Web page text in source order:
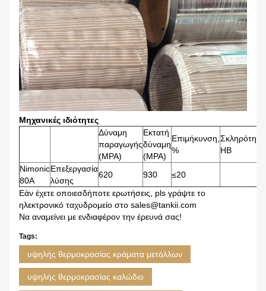
Μηχανικές ιδιότητες
Δύναμη
παραγωγής
(MPA)
Εκτατή
δύναμη
(MPA)
Επιμήκυνση,
%
HB
Nimonic
80A
Επεξεργασία
λύσης
620 930
≤20
Εάν έχετε οποιεσδήποτε ερωτήσεις, pls γράψτε το
ηλεκτρονικό ταχυδρομείο στο sales@tankii.com
Να αναμείνει με ενδιαφέρον την έρευνά σας!
Tags:
υψηλής θερμοκρασίας κράματα μετάλλων
υψηλής θερμοκρασίας καλώδιο